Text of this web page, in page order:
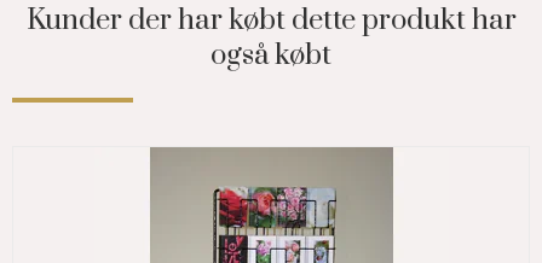
Kunder der har købt dette produkt har
også købt